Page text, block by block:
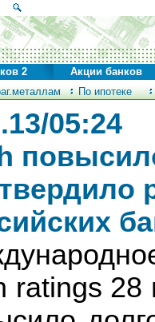
По ипотеке
2 Акции банков
05:24
ratings 28